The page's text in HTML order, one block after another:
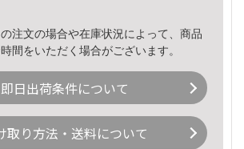
注文の場合や在庫状況によって、商品
間をいただく場合がございます。
即日出荷条件について
取り方法・送料について